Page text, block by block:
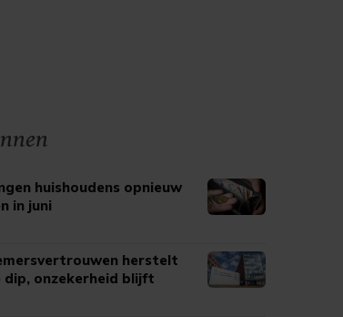
huishoudens opnieuw
in juni
herstelt
dip, onzekerheid blijft